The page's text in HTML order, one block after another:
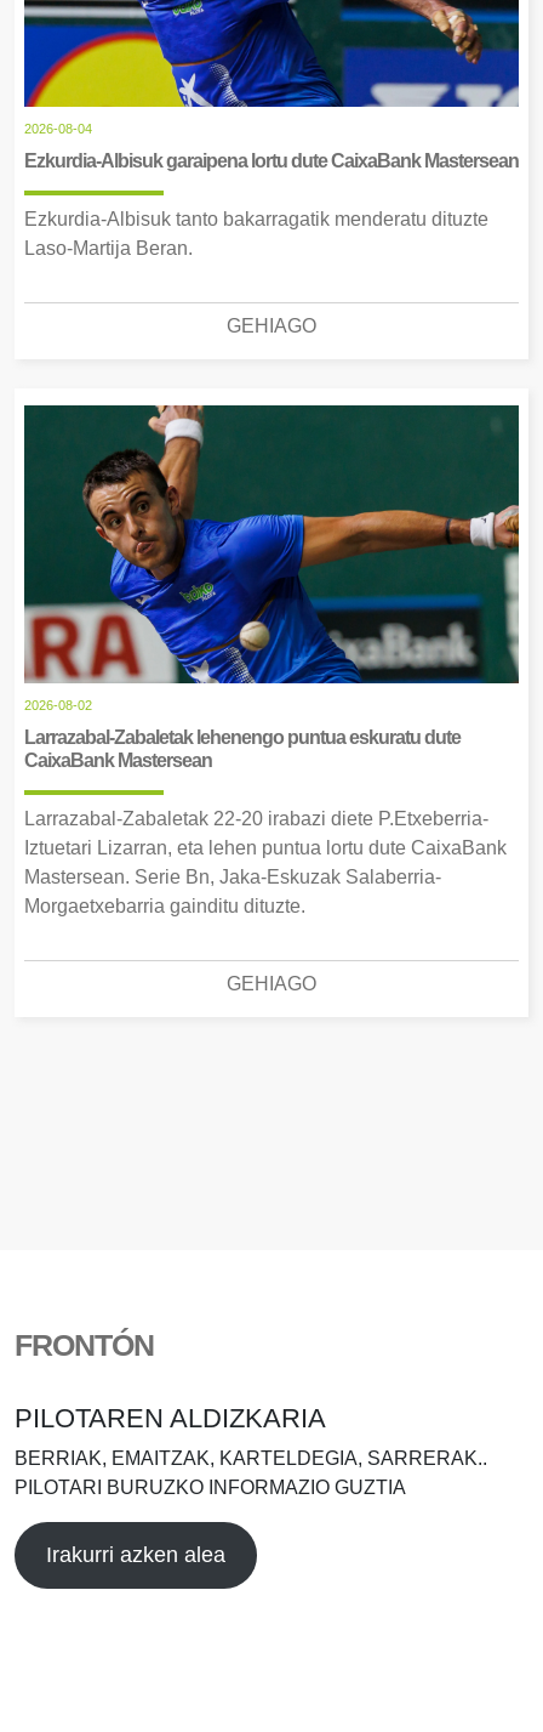
2026-08-04
Ezkurdia-Albisuk garaipena lortu dute CaixaBank Mastersean
Ezkurdia-Albisuk tanto bakarragatik menderatu dituzte
Laso-Martija Beran.
GEHIAGO
2026-08-02
Larrazabal-Zabaletak lehenengo puntua eskuratu dute
CaixaBank Mastersean
Larrazabal-Zabaletak 22-20 irabazi diete P.Etxeberria-
Iztuetari Lizarran, eta lehen puntua lortu dute CaixaBank
Mastersean. Serie Bn, Jaka-Eskuzak Salaberria-
Morgaetxebarria gainditu dituzte.
GEHIAGO
FRONTÓN
PILOTAREN ALDIZKARIA
BERRIAK, EMAITZAK, KARTELDEGIA, SARRERAK..
PILOTARI BURUZKO INFORMAZIO GUZTIA
Irakurri azken alea